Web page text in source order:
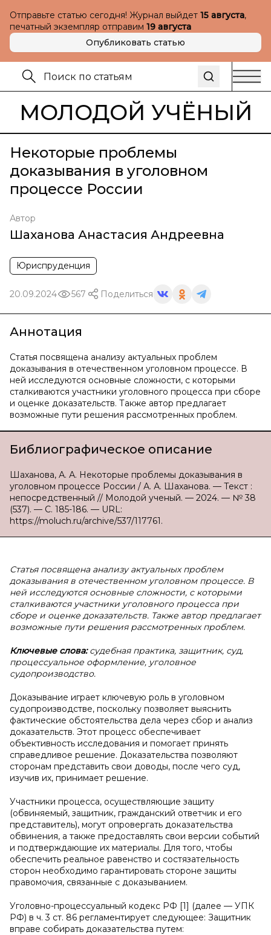
Отправьте статью сегодня! Журнал выйдет 15 августа,
печатный экземпляр отправим 19 августа
Опубликовать статью
МОЛОДОЙ УЧЁНЫЙ
Некоторые проблемы
доказывания в уголовном
процессе России
Автор
Шаханова Анастасия Андреевна
Юриспруденция
20.09.2024 567 Поделиться
Аннотация
Статья посвящена анализу актуальных проблем
доказывания в отечественном уголовном процессе. В
ней исследуются основные сложности, с которыми
сталкиваются участники уголовного процесса при сборе
и оценке доказательств. Также автор предлагает
возможные пути решения рассмотренных проблем.
Библиографическое описание
Шаханова, А. А. Некоторые проблемы доказывания в
уголовном процессе России / А. А. Шаханова. — Текст :
непосредственный // Молодой ученый. — 2024. — № 38
(537). — С. 185-186. — URL:
https://moluch.ru/archive/537/117761.
Статья посвящена анализу актуальных проблем
доказывания в отечественном уголовном процессе. В
ней исследуются основные сложности, с которыми
сталкиваются участники уголовного процесса при
сборе и оценке доказательств. Также автор предлагает
возможные пути решения рассмотренных проблем.
Ключевые слова:судебная практика, защитник, суд,
процессуальное оформление, уголовное
судопроизводство.
Доказывание играет ключевую роль в уголовном
судопроизводстве, поскольку позволяет выяснить
фактические обстоятельства дела через сбор и анализ
доказательств. Этот процесс обеспечивает
объективность исследования и помогает принять
справедливое решение. Доказательства позволяют
сторонам представить свои доводы, после чего суд,
изучив их, принимает решение.
Участники процесса, осуществляющие защиту
(обвиняемый, защитник, гражданский ответчик и его
представитель), могут опровергать доказательства
обвинения, а также предоставлять свои версии событий
и подтверждающие их материалы. Для того, чтобы
обеспечить реальное равенство и состязательность
сторон необходимо гарантировать стороне защиты
правомочия, связанные с доказыванием.
Уголовно-процессуальный кодекс РФ [1] (далее — УПК
РФ) в ч. 3 ст. 86 регламентирует следующее: Защитник
вправе собирать доказательства путем: